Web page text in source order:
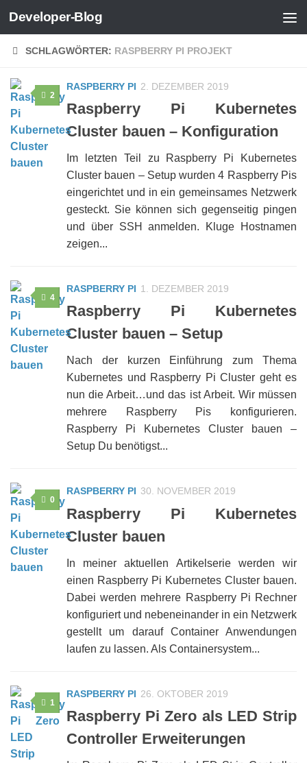
Zum Inhalt springen
Developer-Blog
SCHLAGWÖRTER: RASPBERRY PI PROJEKT
2
RASPBERRY PI 2. DEZEMBER 2019
Raspberry Pi Kubernetes
Cluster bauen – Konfiguration
Im letzten Teil zu Raspberry Pi Kubernetes
Cluster bauen – Setup wurden 4 Raspberry Pis
eingerichtet und in ein gemeinsames Netzwerk
gesteckt. Sie können sich gegenseitig pingen
und über SSH anmelden. Kluge Hostnamen
zeigen...
4
RASPBERRY PI 1. DEZEMBER 2019
Raspberry Pi Kubernetes
Cluster bauen – Setup
Nach der kurzen Einführung zum Thema
Kubernetes und Raspberry Pi Cluster geht es
nun die Arbeit…und das ist Arbeit. Wir müssen
mehrere Raspberry Pis konfigurieren.
Raspberry Pi Kubernetes Cluster bauen –
Setup Du benötigst...
0
RASPBERRY PI 30. NOVEMBER 2019
Raspberry Pi Kubernetes
Cluster bauen
In meiner aktuellen Artikelserie werden wir
einen Raspberry Pi Kubernetes Cluster bauen.
Dabei werden mehrere Raspberry Pi Rechner
konfiguriert und nebeneinander in ein Netzwerk
gestellt um darauf Container Anwendungen
laufen zu lassen. Als Containersystem...
1
RASPBERRY PI 26. OKTOBER 2019
Raspberry Pi Zero als LED Strip
Controller Erweiterungen